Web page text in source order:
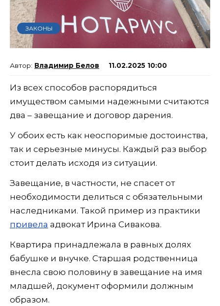
ЗАКОНЫ
Владимир Белов 11.02.2025 10:00
Из всех способов распорядиться
имуществом самыми надежными считаются
два – завещание и договор дарения.
У обоих есть как неоспоримые достоинства,
так и серьезные минусы. Каждый раз выбор
стоит делать исходя из ситуации.
Завещание, в частности, не спасет от
необходимости делиться с обязательными
наследниками. Такой пример из практики
привела адвокат Ирина Сивакова.
Квартира принадлежала в равных долях
бабушке и внучке. Старшая родственница
внесла свою половину в завещание на имя
младшей, документ оформили должным
образом.